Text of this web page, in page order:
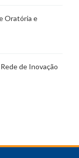
Oratória e
de Inovação